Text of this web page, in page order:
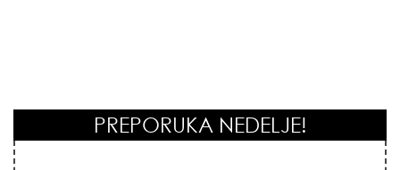
PREPORUKA NEDELJE!